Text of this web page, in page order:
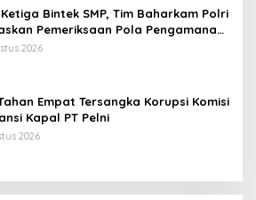
Bintek SMP, Tim Baharkam Polri
Pemeriksaan Pola Pengamanan
Patra Niaga Jabar
2026
Empat Tersangka Korupsi Komisi
Kapal PT Pelni
2026